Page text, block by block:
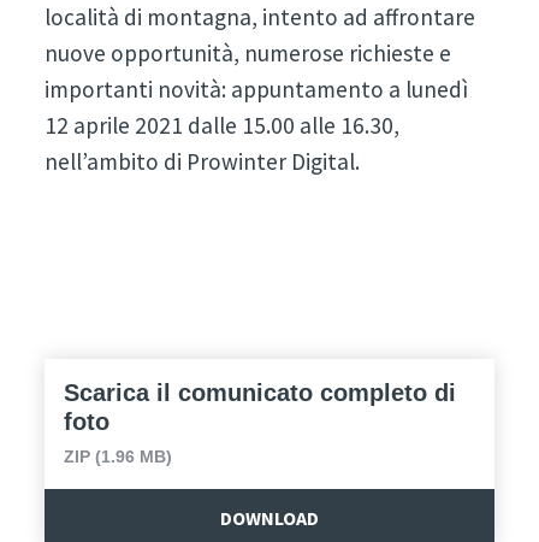
località di montagna, intento ad affrontare
nuove opportunità, numerose richieste e
importanti novità: appuntamento a lunedì
12 aprile 2021 dalle 15.00 alle 16.30,
nell’ambito di Prowinter Digital.
Scarica il comunicato completo di
foto
ZIP (1.96 MB)
DOWNLOAD